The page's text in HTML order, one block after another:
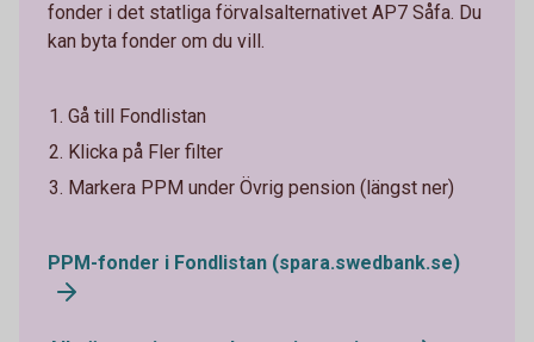
fonder i det statliga förvalsalternativet AP7 Såfa. Du
kan byta fonder om du vill.
Gå till Fondlistan
Klicka på Fler filter
Markera PPM under Övrig pension (längst ner)
PPM-fonder i Fondlistan (spara.swedbank.se)